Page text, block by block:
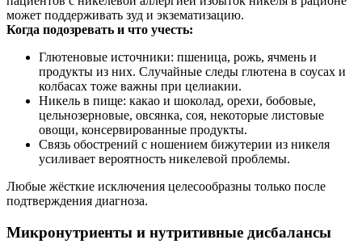
может поддерживать зуд и экзематизацию.
Когда подозревать и что учесть:
Глютеновые источники: пшеница, рожь, ячмень и
продукты из них. Случайные следы глютена в соусах и
колбасах тоже важны при целиакии.
Никель в пище: какао и шоколад, орехи, бобовые,
цельнозерновые, овсянка, соя, некоторые листовые
овощи, консервированные продукты.
Связь обострений с ношением бижутерии из никеля
усиливает вероятность никелевой проблемы.
Любые жёсткие исключения целесообразны только после
подтверждения диагноза.
Микронутриенты и нутритивные дисбалансы